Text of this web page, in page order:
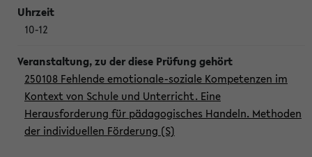
10-12
250108 Fehlende emotionale-soziale Kompetenzen im
Kontext von Schule und Unterricht. Eine
Herausforderung für pädagogisches Handeln. Methoden
der individuellen Förderung (S)